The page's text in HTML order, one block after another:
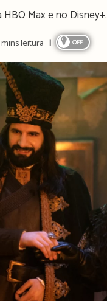
Max e no Disney+.
leitura OFF